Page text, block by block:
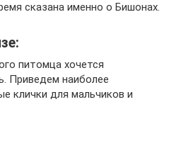
сказана именно о Бишонах.
питомца хочется
Приведем наиболее
клички для мальчиков и